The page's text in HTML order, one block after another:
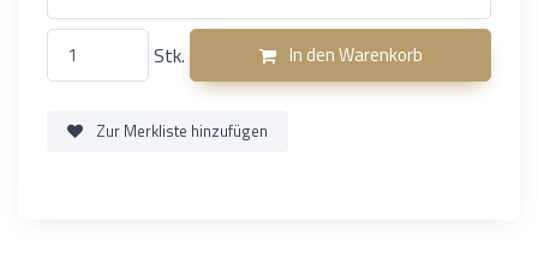
Stk. In den Warenkorb
Zur Merkliste hinzufügen